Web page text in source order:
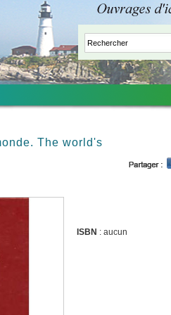
The world's
ISBN : aucun